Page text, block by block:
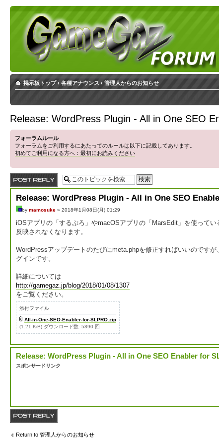
掲示板トップ ‹ 各種アナウンス ‹ 管理人からのお知らせ
Release: WordPress Plugin - All in One SEO
フォーラムルール
フォーラムをご利用するにあたってのルールは以下に記載してあります。
初めてご利用になる方へ：最初にお読みください
Release: WordPress Plugin - All in One SEO
by mamosuke » 2018年1月08日(月) 01:29
iOSアプリの「するぷろ」やmacOSアプリの「MarsEdit」を使って
反映されなくなります。
WordPressアップデートのたびにmeta.phpを修正すればいいのです
グインです。
詳細については
http://gamegaz.jp/blog/2018/01/08/1307
をご覧ください。
添付ファイル
All-in-One-SEO-Enabler-for-SLPRO.zip
(1.21 KiB) ダウンロード数: 5890 回
Release: WordPress Plugin - All in One SEO Enabler for
スポンサードリンク
Return to 管理人からのお知らせ